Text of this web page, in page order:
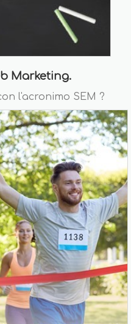
Marketing.
l'acronimo SEM ?